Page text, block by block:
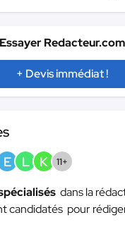
Essayer Redacteur.com
+ Devis immédiat !
E L K 11+
dans la
candidatés pour